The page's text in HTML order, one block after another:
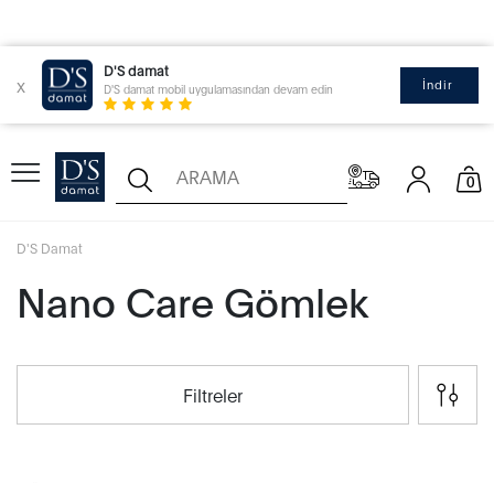
x
D'S damat
D'S damat mobil uygulamasından devam edin İndir
0
D'S Damat
Nano Care Gömlek
Filtreler